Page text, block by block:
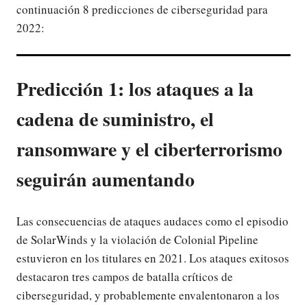
continuación 8 predicciones de ciberseguridad para
2022:
Predicción 1: los ataques a la
cadena de suministro, el
ransomware y el ciberterrorismo
seguirán aumentando
Las consecuencias de ataques audaces como el episodio
de SolarWinds y la violación de Colonial Pipeline
estuvieron en los titulares en 2021. Los ataques exitosos
destacaron tres campos de batalla críticos de
ciberseguridad, y probablemente envalentonaron a los